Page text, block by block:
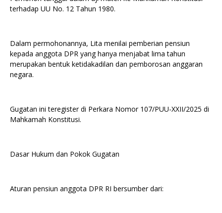
terhadap UU No. 12 Tahun 1980.
Dalam permohonannya, Lita menilai pemberian pensiun
kepada anggota DPR yang hanya menjabat lima tahun
merupakan bentuk ketidakadilan dan pemborosan anggaran
negara.
Gugatan ini teregister di Perkara Nomor 107/PUU-XXII/2025 di
Mahkamah Konstitusi.
Dasar Hukum dan Pokok Gugatan
Aturan pensiun anggota DPR RI bersumber dari: